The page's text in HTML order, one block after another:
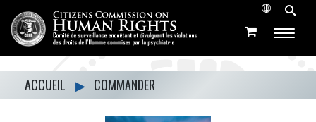
ACCUEIL ▶ COMMANDER